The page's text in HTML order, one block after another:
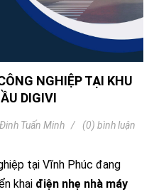
NGHIỆP TẠI KHU
DIGIVI
Đinh Tuấn Minh (0) bình luận
tại Vĩnh Phúc đang
khai điện nhẹ nhà máy